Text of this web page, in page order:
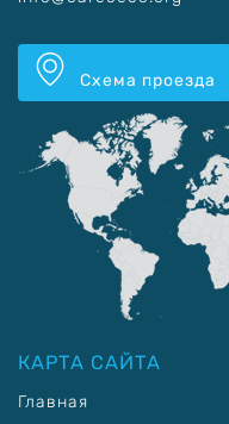
Схема проезда
КАРТА САЙТА
Главная